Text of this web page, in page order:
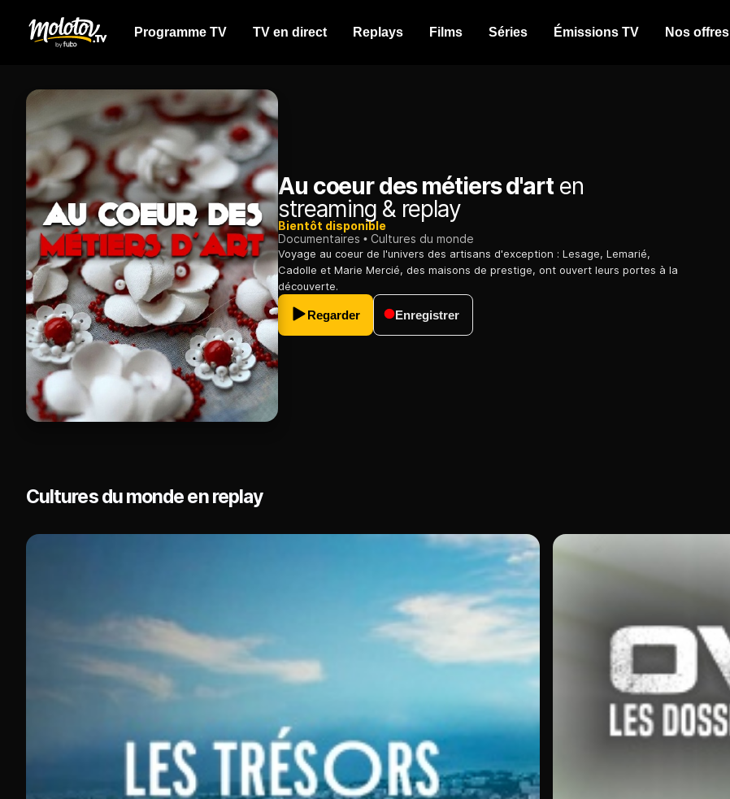
Programme TV TV en direct Replays Films Séries Émissions TV Nos offres
Au coeur des métiers d'arten
streaming & replay
Bientôt disponible
Documentaires
Cultures du monde
Voyage au coeur de l'univers des artisans d'exception : Lesage, Lemarié,
Cadolle et Marie Mercié, des maisons de prestige, ont ouvert leurs portes à la
découverte.
Regarder Enregistrer
Cultures du monde en replay